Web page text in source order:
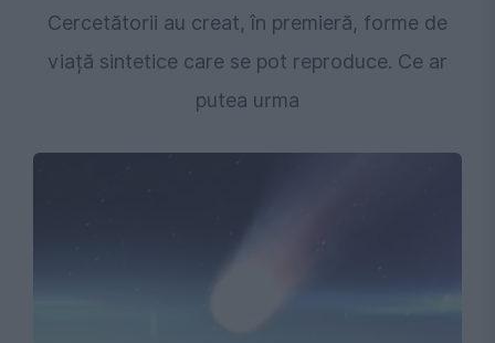
Cercetătorii au creat, în premieră, forme de
viață sintetice care se pot reproduce. Ce ar
putea urma